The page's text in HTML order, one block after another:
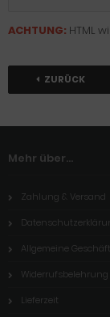
ACHTUNG: HTML
ZURÜCK
Mehr über...
Zahlung & Versand
Allgemeine
Lieferzeit